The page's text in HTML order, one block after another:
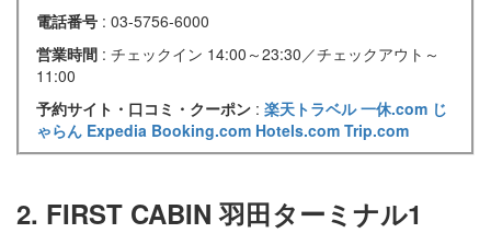
電話番号 : 03-5756-6000
営業時間 : チェックイン 14:00～23:30／チェックアウト～
11:00
予約サイト・口コミ・クーポン : 楽天トラベル一休.com じ
ゃらん Expedia Booking.com Hotels.com Trip.com
2. FIRST CABIN 羽田ターミナル1